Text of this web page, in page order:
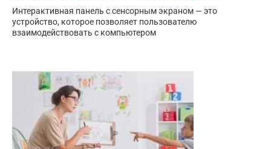
Интерактивная панель с сенсорным экраном — это
устройство, которое позволяет пользователю
взаимодействовать с компьютером